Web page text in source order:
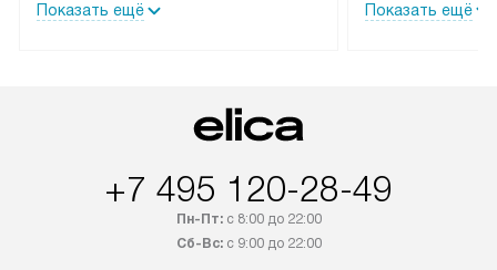
лейблом доставляется бесплатно
Показать ещё
техника со
Показать ещё
+7 495 120-28-49
Пн-Пт:с 8:00 до 22:00
Сб-Вс:с 9:00 до 22:00